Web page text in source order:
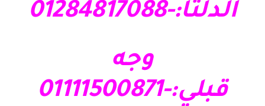
الدلتا:-01284817088
وجه
قبلي:-01111500871